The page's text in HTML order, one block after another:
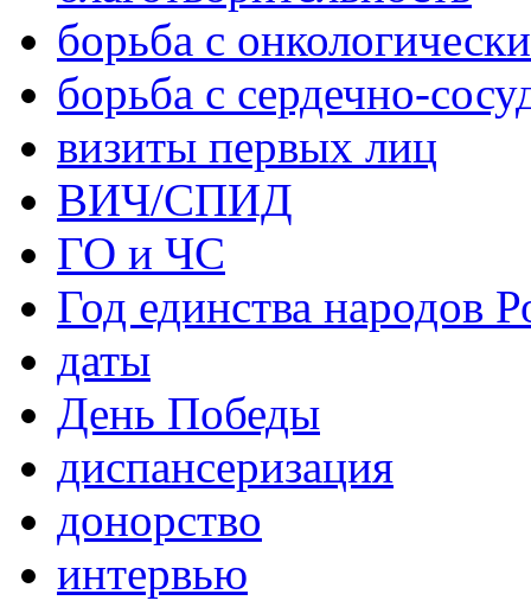
борьба с
борьба с сердечно-
визиты первых лиц
ВИЧ/СПИД
ГО и ЧС
Год единства народов
даты
День Победы
диспансеризация
донорство
интервью